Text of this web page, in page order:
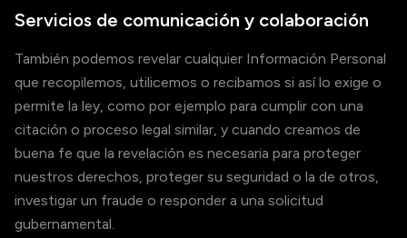
Servicios de comunicación y colaboración
También podemos revelar cualquier Información Personal
que recopilemos, utilicemos o recibamos si así lo exige o
permite la ley, como por ejemplo para cumplir con una
citación o proceso legal similar, y cuando creamos de
buena fe que la revelación es necesaria para proteger
nuestros derechos, proteger su seguridad o la de otros,
investigar un fraude o responder a una solicitud
gubernamental.